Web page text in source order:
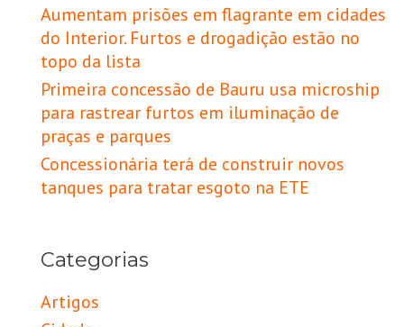
Aumentam prisões em flagrante em cidades
do Interior. Furtos e drogadição estão no
topo da lista
Primeira concessão de Bauru usa microship
para rastrear furtos em iluminação de
praças e parques
Concessionária terá de construir novos
tanques para tratar esgoto na ETE
Categorias
Artigos